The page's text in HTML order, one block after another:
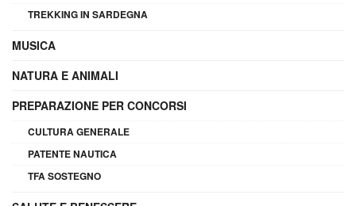
TREKKING IN SARDEGNA
MUSICA
NATURA E ANIMALI
PREPARAZIONE PER CONCORSI
CULTURA GENERALE
PATENTE NAUTICA
TFA SOSTEGNO